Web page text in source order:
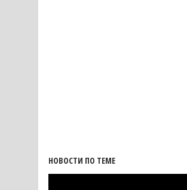
НОВОСТИ ПО ТЕМЕ